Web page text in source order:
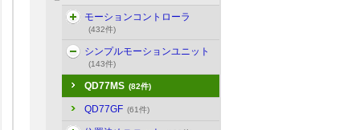
モーションコントローラ
(432件)
シンプルモーションユニット
(143件)
QD77MS (82件)
QD77GF (61件)